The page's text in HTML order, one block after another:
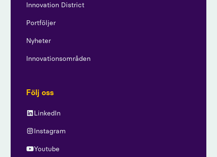
Innovation District
Portföljer
Nyheter
Innovationsområden
Följ oss
LinkedIn
Instagram
Youtube